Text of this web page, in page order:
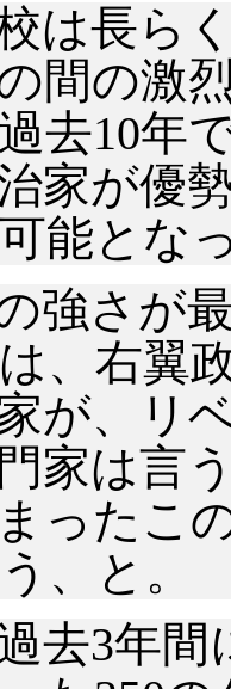
は長ら
間の激
去10年
家が優
能とな
強さが
、右翼
が、リ
家は言
ったこ
、と。
去3年間